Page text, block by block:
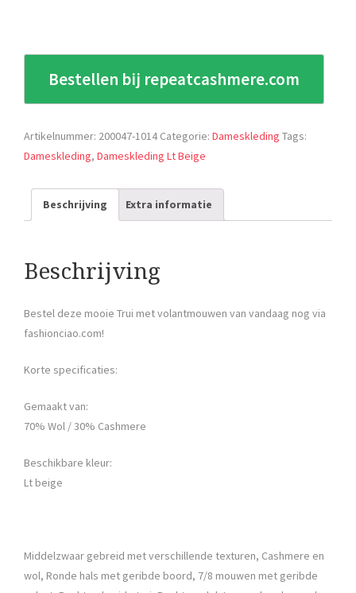
Bestellen bij repeatcashmere.com
Artikelnummer: 200047-1014 Categorie: Dameskleding Tags:
Dameskleding, Dameskleding Lt Beige
Beschrijving Extra informatie
Beschrijving
Bestel deze mooie Trui met volantmouwen van vandaag nog via
fashionciao.com!
Korte specificaties:
Gemaakt van:
70% Wol / 30% Cashmere
Beschikbare kleur:
Lt beige
Middelzwaar gebreid met verschillende texturen, Cashmere en
wol, Ronde hals met geribde boord, 7/8 mouwen met geribde